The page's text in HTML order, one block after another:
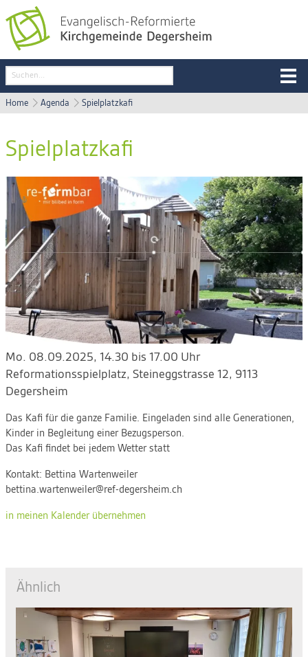
Home Agenda Spielplatzkafi
Spielplatzkafi
Mo. 08.09.2025, 14.30 bis 17.00 Uhr
Reformationsspielplatz, Steineggstrasse 12, 9113
Degersheim
Das Kafi für die ganze Familie. Eingeladen sind alle Generationen,
Kinder in Begleitung einer Bezugsperson.
Das Kafi findet bei jedem Wetter statt
Kontakt: Bettina Wartenweiler
bettina.wartenweiler@ref-degersheim.ch
in meinen Kalender übernehmen
Ähnlich